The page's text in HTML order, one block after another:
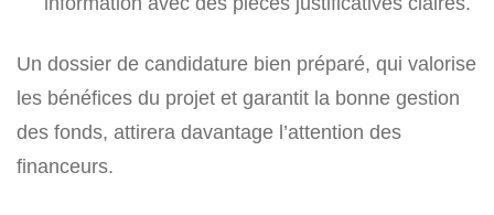
Un dossier de candidature bien préparé, qui valorise
les bénéfices du projet et garantit la bonne gestion
des fonds, attirera davantage l’attention des
financeurs.